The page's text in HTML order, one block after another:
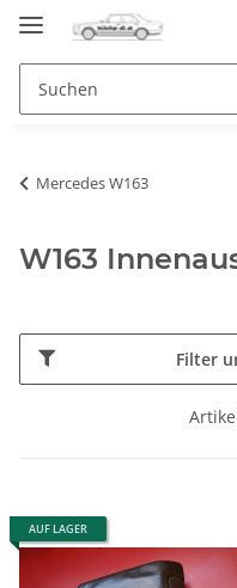
Mercedes W163
W163
Filter
AUF LAGER